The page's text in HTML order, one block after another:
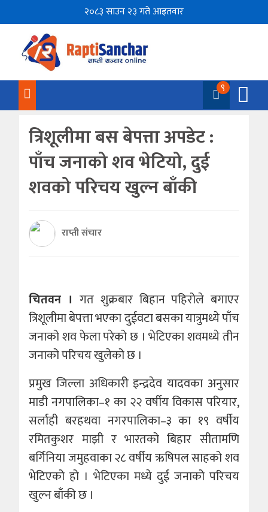
२०८३ साउन २३ गते आइतवार
९
त्रिशूलीमा बस बेपत्ता अपडेट :
पाँच जनाको शव भेटियो, दुई
शवको परिचय खुल्न बाँकी
राप्ती संचार
चितवन ।गत शुक्रबार बिहान पहिरोले बगाएर
त्रिशूलीमा बेपत्ता भएका दुईवटा बसका यात्रुमध्ये पाँच
जनाको शव फेला परेको छ । भेटिएका शवमध्ये तीन
जनाको परिचय खुलेको छ ।
प्रमुख जिल्ला अधिकारी इन्द्रदेव यादवका अनुसार
माडी नगपालिका–१ का २२ वर्षीय विकास परियार,
सर्लाही बरहथवा नगरपालिका–३ का १९ वर्षीय
रमितकुशर माझी र भारतको बिहार सीतामणि
बर्गिनिया जमुहवाका २८ वर्षीय ऋषिपल साहको शव
भेटिएको हो । भेटिएका मध्ये दुई जनाको परिचय
खुल्न बाँकी छ ।